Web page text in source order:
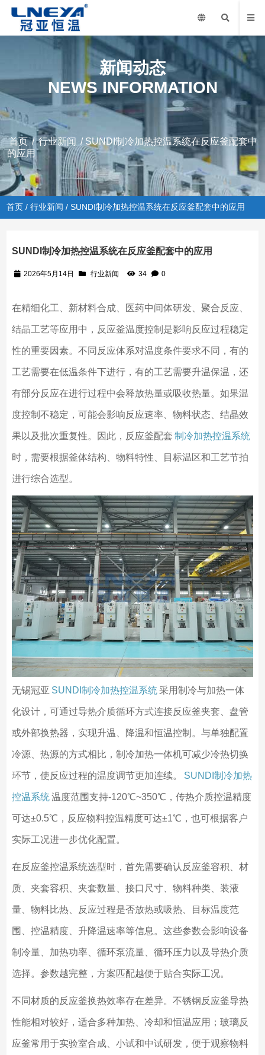
新闻动态
NEWS INFORMATION
首页/行业新闻 / SUNDI制冷加热控温系统在反应釜配套中
的应用
首页 /行业新闻 / SUNDI制冷加热控温系统在反应釜配套中的应用
SUNDI制冷加热控温系统在反应釜配套中的应用
2026年5月14日 行业新闻 34 0
在精细化工、新材料合成、医药中间体研发、聚合反应、
结晶工艺等应用中，反应釜温度控制是影响反应过程稳定
性的重要因素。不同反应体系对温度条件要求不同，有的
工艺需要在低温条件下进行，有的工艺需要升温保温，还
有部分反应在进行过程中会释放热量或吸收热量。如果温
度控制不稳定，可能会影响反应速率、物料状态、结晶效
果以及批次重复性。因此，反应釜配套 制冷加热控温系统
时，需要根据釜体结构、物料特性、目标温区和工艺节拍
进行综合选型。
无锡冠亚 SUNDI制冷加热控温系统采用制冷与加热一体
化设计，可通过导热介质循环方式连接反应釜夹套、盘管
或外部换热器，实现升温、降温和恒温控制。与单独配置
冷源、热源的方式相比，制冷加热一体机可减少冷热切换
环节，使反应过程的温度调节更加连续。 SUNDI制冷加热
控温系统温度范围支持-120℃~350℃，传热介质控温精度
可达±0.5℃，反应物料控温精度可达±1℃，也可根据客户
实际工况进一步优化配置。
在反应釜控温系统选型时，首先需要确认反应釜容积、材
质、夹套容积、夹套数量、接口尺寸、物料种类、装液
量、物料比热、反应过程是否放热或吸热、目标温度范
围、控温精度、升降温速率等信息。这些参数会影响设备
制冷量、加热功率、循环泵流量、循环压力以及导热介质
选择。参数越完整，方案匹配越便于贴合实际工况。
不同材质的反应釜换热效率存在差异。不锈钢反应釜导热
性能相对较好，适合多种加热、冷却和恒温应用；玻璃反
应釜常用于实验室合成、小试和中试研发，便于观察物料